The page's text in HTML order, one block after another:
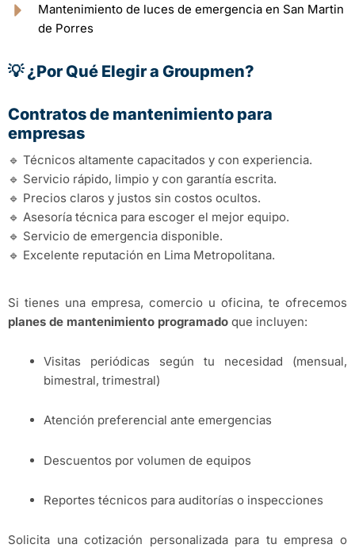
Mantenimiento de luces de emergencia en San Martin
de Porres
💡 ¿Por Qué Elegir a Groupmen?
Contratos de mantenimiento para
empresas
🔹 Técnicos altamente capacitados y con experiencia.
🔹 Servicio rápido, limpio y con garantía escrita.
🔹 Precios claros y justos sin costos ocultos.
🔹 Asesoría técnica para escoger el mejor equipo.
🔹 Servicio de emergencia disponible.
🔹 Excelente reputación en Lima Metropolitana.
Si tienes una empresa, comercio u oficina, te ofrecemos
planes de mantenimiento programado que incluyen:
Visitas periódicas según tu necesidad (mensual,
bimestral, trimestral)
Atención preferencial ante emergencias
Descuentos por volumen de equipos
Reportes técnicos para auditorías o inspecciones
Solicita una cotización personalizada para tu empresa o